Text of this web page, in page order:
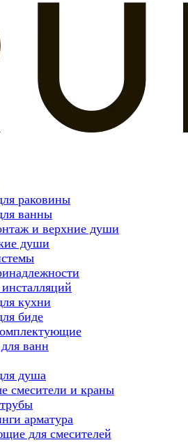
раковины
ванны
и верхние души
души
кухни
биде
ванн
душа
смесители и краны
арматура
для смесителей